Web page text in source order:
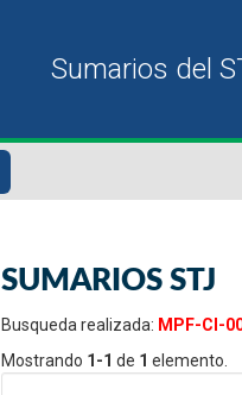
SUMARIOS STJ
Busqueda realizada: MPF-CI-
Mostrando 1-1 de 1 elemento.